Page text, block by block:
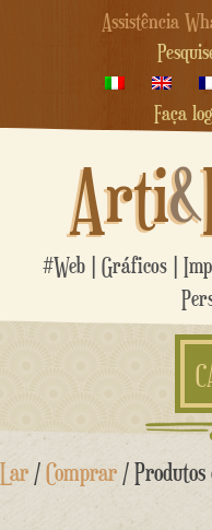
Assistência
Faça
Arti&
#Web | Gráficos |
Ir
para
Lar /Comprar /